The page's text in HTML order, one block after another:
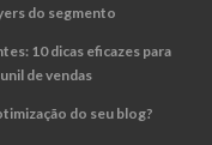
do segmento
10 dicas eficazes para
de vendas
do seu blog?